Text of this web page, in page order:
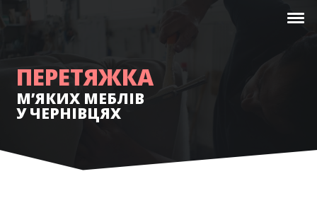
ПЕРЕТЯЖКА
М’ЯКИХ МЕБЛІВ
У ЧЕРНІВЦЯХ